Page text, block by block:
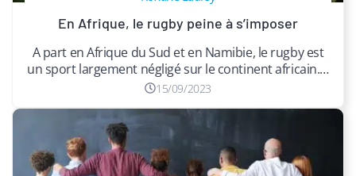
En Afrique, le rugby peine à s’imposer
A part en Afrique du Sud et en Namibie, le rugby est
un sport largement négligé sur le continent africain.…
15/09/2023